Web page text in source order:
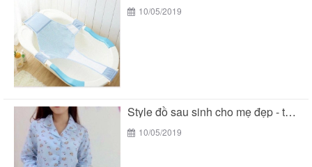
10/05/2019
Style đồ sau sinh cho mẹ đẹp - tiện...
10/05/2019